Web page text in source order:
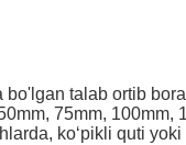
talab ortib
75mm, 100mm,
koʻpikli quti